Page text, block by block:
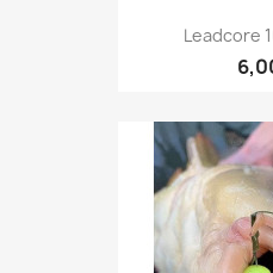
Leadcore